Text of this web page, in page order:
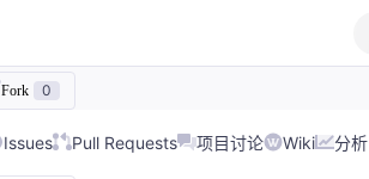
Fork 0
Issues Pull Requests 项目讨论 Wiki 分析